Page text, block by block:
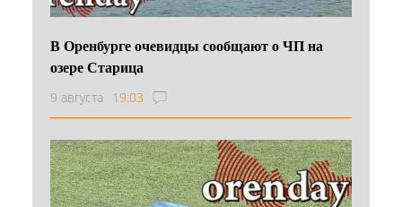
В Оренбурге очевидцы сообщают о ЧП на
озере Старица
9 августа 19:03